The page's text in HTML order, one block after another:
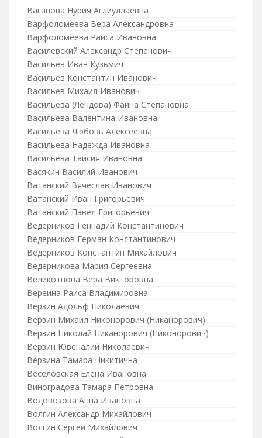
Ваганова Нурия Аглиуллаевна
Варфоломеева Вера Александровна
Варфоломеева Раиса Ивановна
Василевский Александр Степанович
Васильев Иван Кузьмич
Васильев Константин Иванович
Васильев Михаил Иванович
Васильева (Лендова) Фаина Степановна
Васильева Валентина Ивановна
Васильева Любовь Алексеевна
Васильева Надежда Ивановна
Васильева Таисия Ивановна
Васякин Василий Иванович
Ватанский Вячеслав Иванович
Ватанский Иван Григорьевич
Ватанский Павел Григорьевич
Ведерников Геннадий Константинович
Ведерников Герман Константинович
Ведерников Константин Михайлович
Ведерникова Мария Сергеевна
Великотнова Вера Викторовна
Вереина Раиса Владимировна
Верзин Адольф Николаевич
Верзин Михаил Никонорович (Никанорович)
Верзин Николай Никанорович (Никонорович)
Верзин Ювеналий Николаевич
Верзина Тамара Никитична
Веселовская Елена Ивановна
Виноградова Тамара Петровна
Водовозова Анна Ивановна
Волгин Александр Михайлович
Волгин Сергей Михайлович